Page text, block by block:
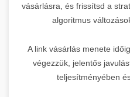
vásárlásra, és frissítsd a
algoritmus
A link vásárlás menete
végezzük, jelentős
teljesítményében